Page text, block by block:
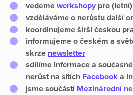
vedeme workshopy pro
vzděláváme o nerůstu další
koordinujeme širší českou
informujeme o českém a
skrze newsletter
sdílíme informace a
nerůst na sítích Facebook a
jsme součástí Mezinárodní